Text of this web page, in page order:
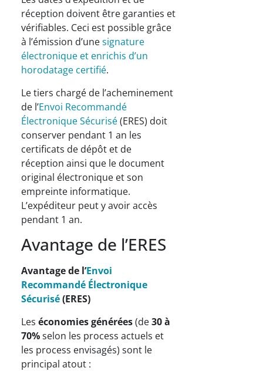
réception doivent être garanties et
vérifiables. Ceci est possible grâce
à l’émission d’unesignature
électronique et enrichis d’un
horodatage certifié.
Le tiers chargé de l’acheminement
de l’Envoi Recommandé
Électronique Sécurisé(ERES) doit
conserver pendant 1 an les
certificats de dépôt et de
réception ainsi que le document
original électronique et son
empreinte informatique.
L’expéditeur peut y avoir accès
pendant 1 an.
Avantage de l’ERES
Avantage de l’Envoi
Recommandé Électronique
Sécurisé(ERES)
Les économies générées(de30 à
70%selon les process actuels et
les process envisagés) sont le
principal atout :